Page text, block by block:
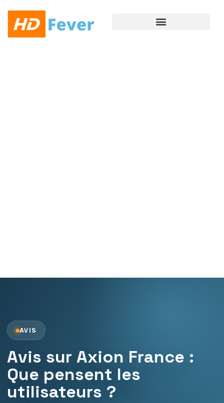
AVIS
Avis sur Axion France :
Que pensent les
utilisateurs ?